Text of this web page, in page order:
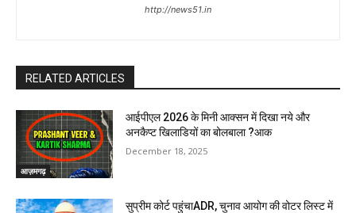
http://news51.in
RELATED ARTICLES
आज़मगढ़
आईपीएल 2026 के मिनी आक्सन में दिखा नये और
अनकैप्ट खिलाडियों का बोलबाला ?आक
December 18, 2025
सुप्रीम कोर्ट पहुंचाADR, चुनाव आयोग की वोटर लिस्ट में